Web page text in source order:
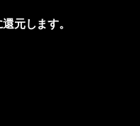
元します。